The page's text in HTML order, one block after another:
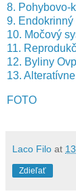
8. Pohybovo-
9.
10. Močový
11.
12. Byliny
13.
FOTO
Laco Filo at
Zdieľať